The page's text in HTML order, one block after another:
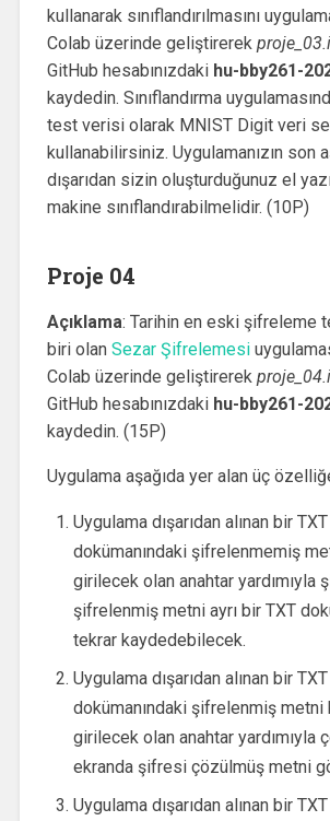
kullanarak sınıflandırılmasını
Colab üzerinde geliştirerek
GitHub hesabınızdaki hu-bby261-
kaydedin. Sınıflandırma
test verisi olarak MNIST Digit veri
kullanabilirsiniz. Uygulamanızın son
dışarıdan sizin oluşturduğunuz el
makine sınıflandırabilmelidir. (10P)
Proje 04
Açıklama: Tarihin en eski şifreleme
biri olan Sezar Şifrelemesi
Colab üzerinde geliştirerek
GitHub hesabınızdaki hu-bby261-
kaydedin. (15P)
Uygulama aşağıda yer alan üç
Uygulama dışarıdan alınan bir TXT
dokümanındaki şifrelenmemiş
girilecek olan anahtar yardımıyla
şifrelenmiş metni ayrı bir TXT
tekrar kaydedebilecek.
Uygulama dışarıdan alınan bir TXT
dokümanındaki şifrelenmiş metni
girilecek olan anahtar yardımıyla
ekranda şifresi çözülmüş metni
Uygulama dışarıdan alınan bir TXT